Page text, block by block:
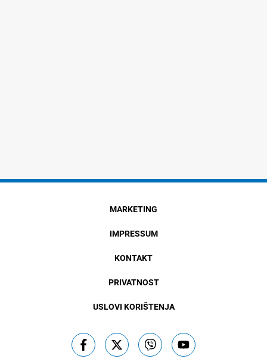
MARKETING
IMPRESSUM
KONTAKT
PRIVATNOST
USLOVI KORIŠTENJA